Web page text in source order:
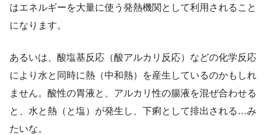
はエネルギーを大量に使う発熱機関として利用されること
になります。
あるいは、酸塩基反応（酸アルカリ反応）などの化学反応
により水と同時に熱（中和熱）を産生しているのかもしれ
ません。酸性の胃液と、アルカリ性の腸液を混ぜ合わせる
と、水と熱（と塩）が発生し、下痢として排出される…み
たいな。